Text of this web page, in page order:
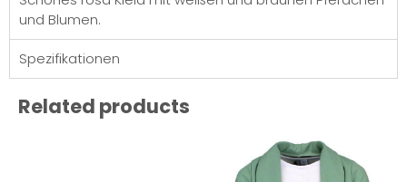
und Blumen.
Spezifikationen
Related products